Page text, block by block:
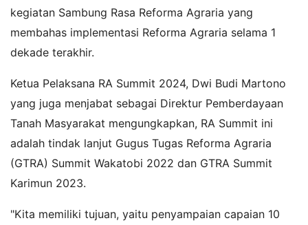
kegiatan Sambung Rasa Reforma Agraria yang
membahas implementasi Reforma Agraria selama 1
dekade terakhir.
Ketua Pelaksana RA Summit 2024, Dwi Budi Martono
yang juga menjabat sebagai Direktur Pemberdayaan
Tanah Masyarakat mengungkapkan, RA Summit ini
adalah tindak lanjut Gugus Tugas Reforma Agraria
(GTRA) Summit Wakatobi 2022 dan GTRA Summit
Karimun 2023.
"Kita memiliki tujuan, yaitu penyampaian capaian 10